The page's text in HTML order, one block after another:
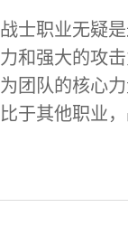
士职业无疑
和强大的攻
团队的核心
于其他职业